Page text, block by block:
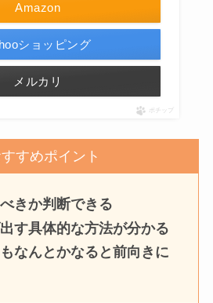
Amazon
ショッピング
メルカリ
ポチップ
すめポイント
きか判断できる
す具体的な方法が分かる
なんとかなると前向きに